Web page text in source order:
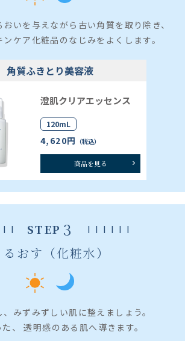
いを与えながら古い角質を取り除き、
ケア化粧品のなじみをよくします。
角質ふきとり美容液
澄肌クリアエッセンス
120mL
4,620円 （税込）
商品を見る
STEP 3
るおす（化粧水）
みずみずしい肌に整えましょう。
、 透明感のある肌へ導きます。